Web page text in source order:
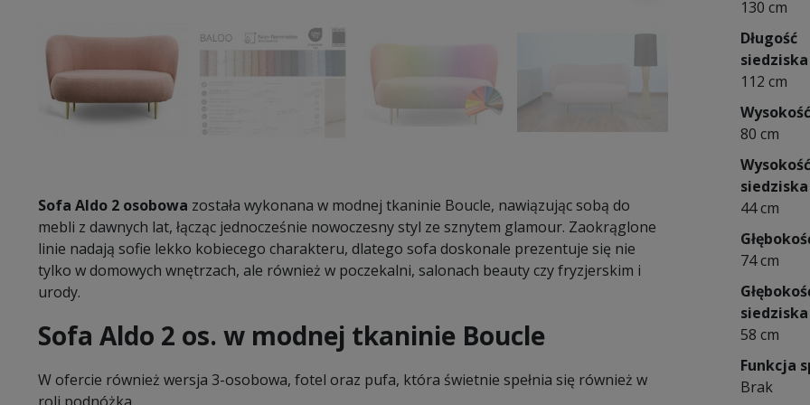
Sofa Aldo 2 osobowa została wykonana w modnej tkaninie Boucle, nawiązując sobą do
mebli z dawnych lat, łącząc jednocześnie nowoczesny styl ze sznytem glamour. Zaokrąglone
linie nadają sofie lekko kobiecego charakteru, dlatego sofa doskonale prezentuje się nie
tylko w domowych wnętrzach, ale również w poczekalni, salonach beauty czy fryzjerskim i
urody.
Sofa Aldo 2 os. w modnej tkaninie Boucle
W ofercie również wersja 3-osobowa, fotel oraz pufa, która świetnie spełnia się również w
130 cm
Długość
siedziska
112 cm
Wysokość
80 cm
Wysokość
siedziska
44 cm
74 cm
siedziska
58 cm
Funkcja
Brak